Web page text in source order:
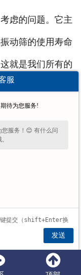
虑的问题。它主
动筛的使用寿命
就是我们所有的
几方面考虑，
件，说明购买设
的问题？
筛网的损坏
服
待为您服务!
服务！😊 有什么问
发送